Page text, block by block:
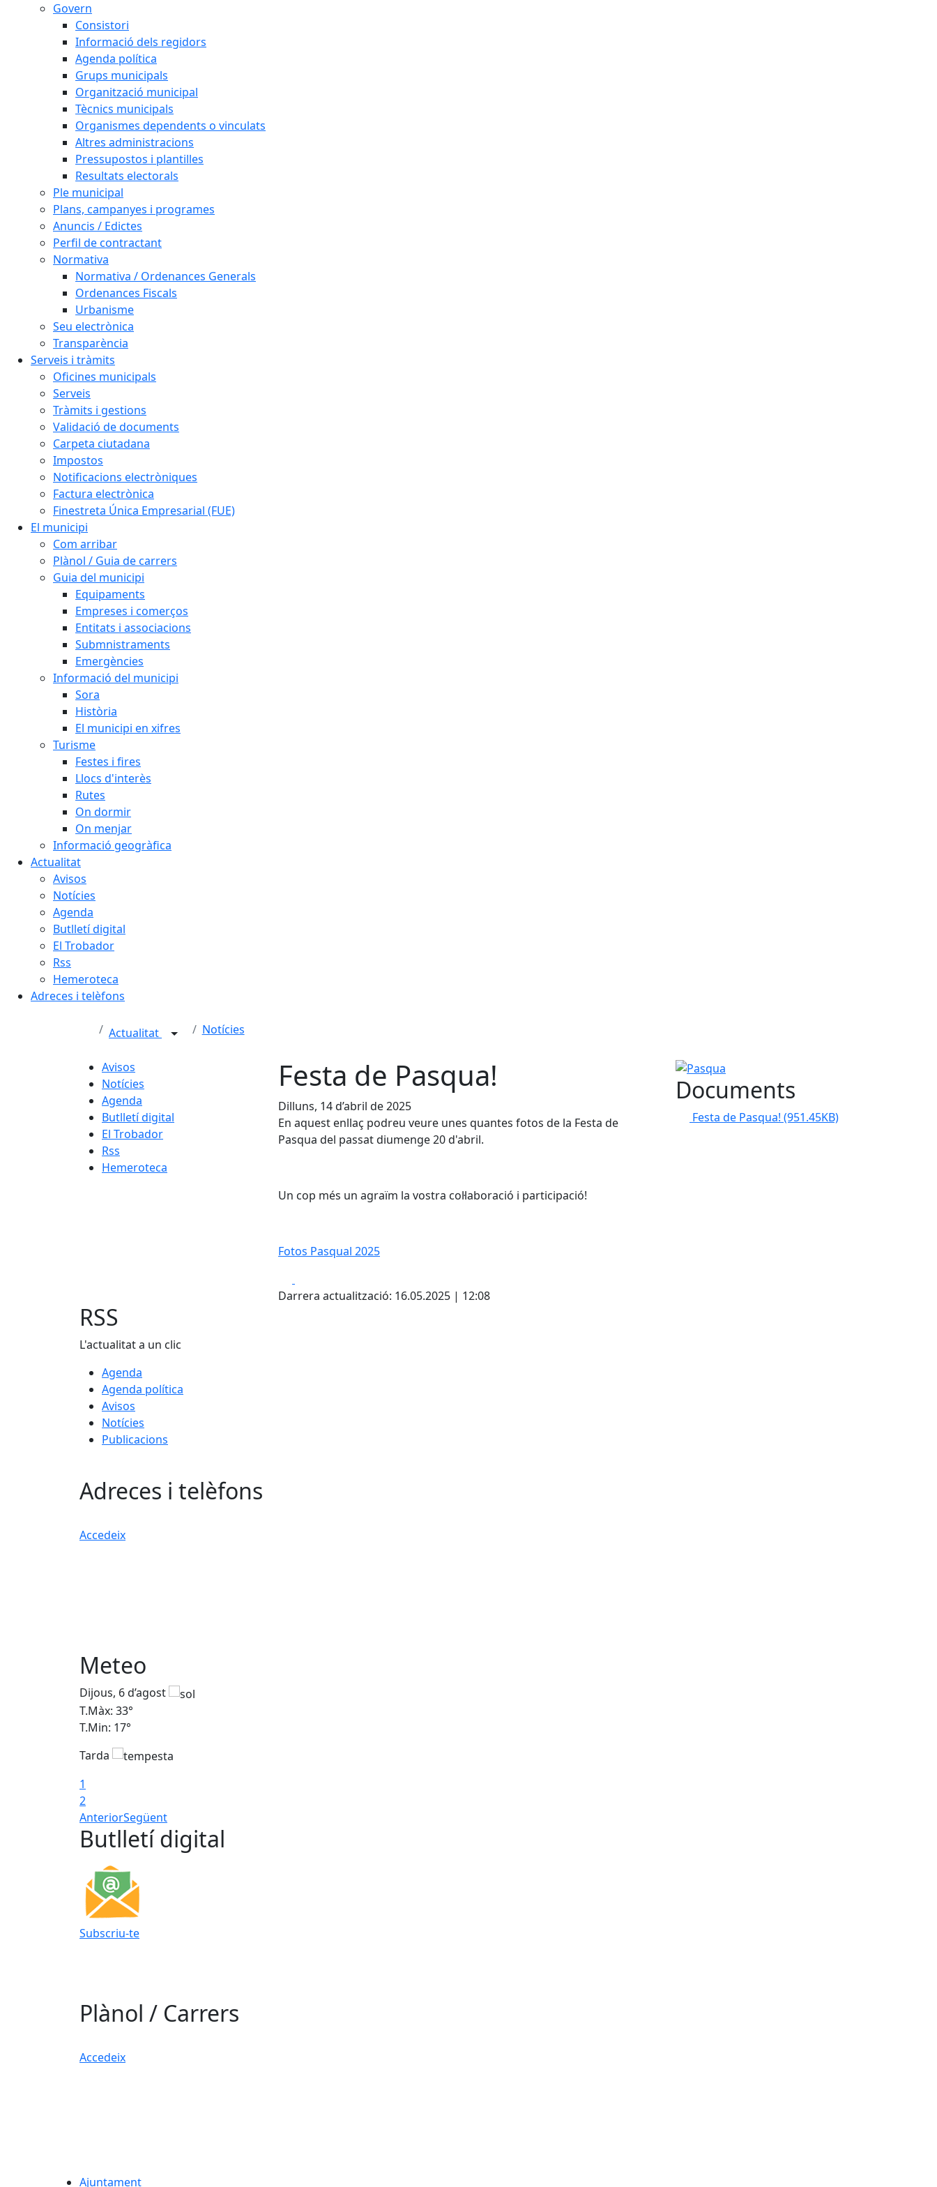
Govern
Consistori
Informació dels regidors
Agenda política
Grups municipals
Organització municipal
Tècnics municipals
Organismes dependents o vinculats
Altres administracions
Pressupostos i plantilles
Resultats electorals
Ple municipal
Plans, campanyes i programes
Anuncis / Edictes
Perfil de contractant
Normativa
Normativa / Ordenances Generals
Ordenances Fiscals
Urbanisme
Seu electrònica
Transparència
Serveis i tràmits
Oficines municipals
Serveis
Tràmits i gestions
Validació de documents
Carpeta ciutadana
Impostos
Notificacions electròniques
Factura electrònica
Finestreta Única Empresarial (FUE)
El municipi
Com arribar
Plànol / Guia de carrers
Guia del municipi
Equipaments
Empreses i comerços
Entitats i associacions
Submnistraments
Emergències
Informació del municipi
Sora
Història
El municipi en xifres
Turisme
Festes i fires
Llocs d'interès
Rutes
On dormir
On menjar
Informació geogràfica
Actualitat
Avisos
Notícies
Agenda
Butlletí digital
El Trobador
Rss
Hemeroteca
Adreces i telèfons
Actualitat Notícies
Avisos
Notícies
Agenda
Butlletí digital
El Trobador
Rss
Hemeroteca
Festa de Pasqua!
Dilluns, 14 d’abril de 2025
En aquest enllaç podreu veure unes quantes fotos de la Festa de
Pasqua del passat diumenge 20 d'abril.
Un cop més un agraïm la vostra col·laboració i participació!
Fotos Pasqual 2025
Darrera actualització: 16.05.2025 | 12:08
Pasqua
Documents
Festa de Pasqua! (951.45KB)
RSS
L'actualitat a un clic
Agenda
Agenda política
Avisos
Notícies
Publicacions
Adreces i telèfons
Accedeix
Meteo
Dijous, 6 d’agost
T.Màx: 33°
T.Min: 17°
Tarda
1
2
AnteriorSegüent
Butlletí digital
Subscriu-te
Plànol / Carrers
Accedeix
Ajuntament